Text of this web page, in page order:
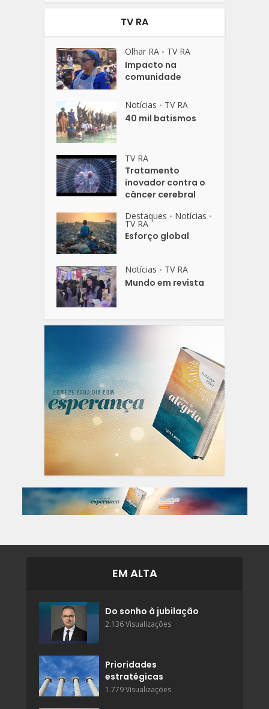
TV RA
Olhar RA • TV RA
Impacto na
comunidade
Notícias • TV RA
40 mil batismos
TV RA
Tratamento
inovador contra o
câncer cerebral
Destaques • Notícias •
TV RA
Esforço global
Notícias • TV RA
Mundo em revista
EM ALTA
Do sonho à jubilação
2.136 Visualizações
Prioridades
estratégicas
1.779 Visualizações